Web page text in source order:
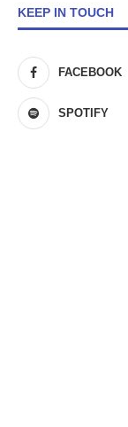
KEEP IN TOUCH
FACEBOOK
SPOTIFY